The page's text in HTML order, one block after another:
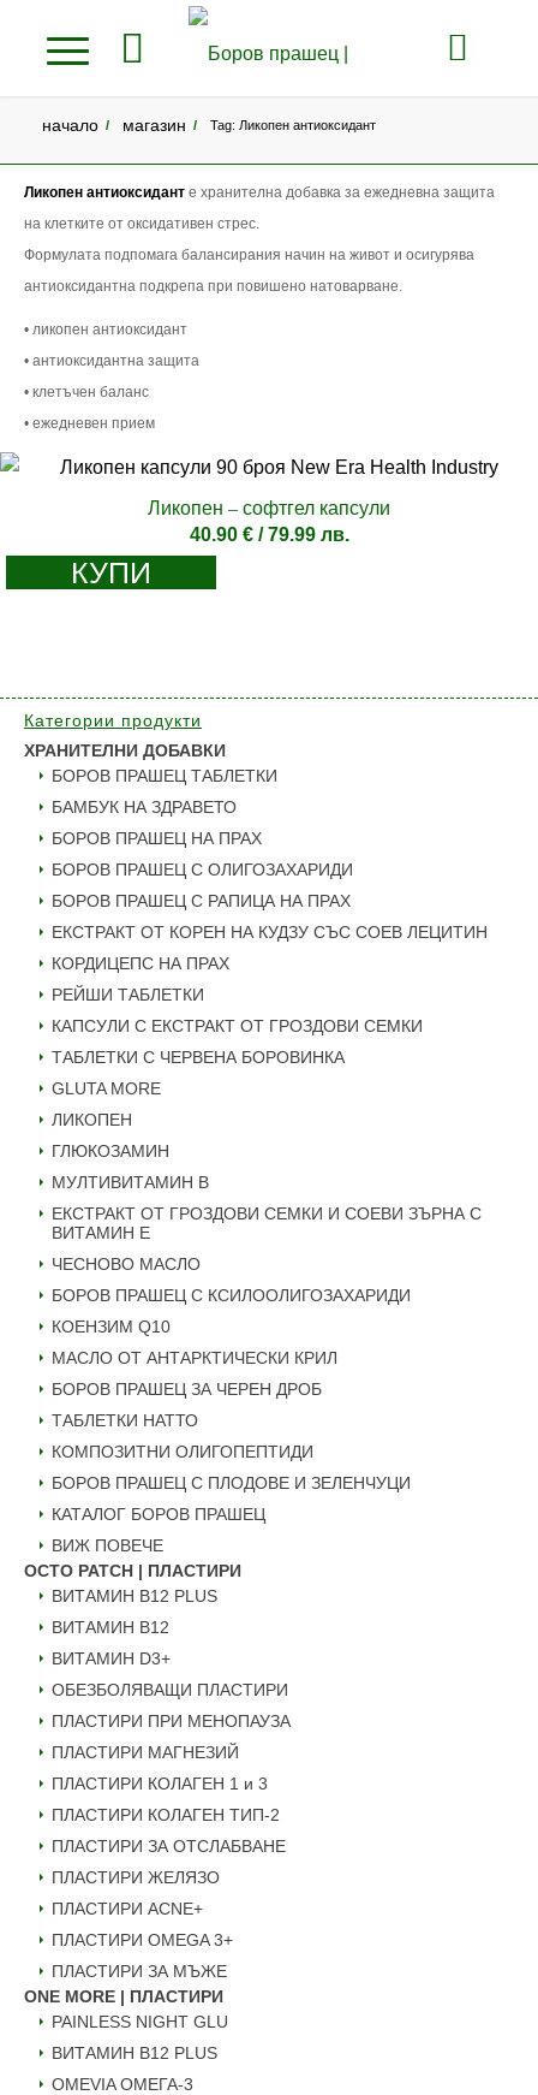
начало / магазин / Tag: Ликопен антиоксидант
Ликопен антиоксидант е хранителна добавка за ежедневна защита
на клетките от оксидативен стрес.
Формулата подпомага балансирания начин на живот и осигурява
антиоксидантна подкрепа при повишено натоварване.
• ликопен антиоксидант
• антиоксидантна защита
• клетъчен баланс
• ежедневен прием
Ликопен – софтгел капсули
40.90 €/ 79.99 лв.
КУПИ
Категории продукти
ХРАНИТЕЛНИ ДОБАВКИ
БОРОВ ПРАШЕЦ ТАБЛЕТКИ
БАМБУК НА ЗДРАВЕТО
БОРОВ ПРАШЕЦ НА ПРАХ
БОРОВ ПРАШЕЦ С ОЛИГОЗАХАРИДИ
БОРОВ ПРАШЕЦ С РАПИЦА НА ПРАХ
ЕКСТРАКТ ОТ КОРЕН НА КУДЗУ СЪС СОЕВ ЛЕЦИТИН
КОРДИЦЕПС НА ПРАХ
РЕЙШИ ТАБЛЕТКИ
КАПСУЛИ С ЕКСТРАКТ ОТ ГРОЗДОВИ СЕМКИ
ТАБЛЕТКИ С ЧЕРВЕНА БОРОВИНКА
GLUTA MORE
ЛИКОПЕН
ГЛЮКОЗАМИН
МУЛТИВИТАМИН B
ЕКСТРАКТ ОТ ГРОЗДОВИ СЕМКИ И СОЕВИ ЗЪРНА С
ВИТАМИН Е
ЧЕСНОВО МАСЛО
БОРОВ ПРАШЕЦ С КСИЛООЛИГОЗАХАРИДИ
КОЕНЗИМ Q10
МАСЛО ОТ АНТАРКТИЧЕСКИ КРИЛ
БОРОВ ПРАШЕЦ ЗА ЧЕРЕН ДРОБ
ТАБЛЕТКИ НАТТО
КОМПОЗИТНИ ОЛИГОПЕПТИДИ
БОРОВ ПРАШЕЦ С ПЛОДОВЕ И ЗЕЛЕНЧУЦИ
КАТАЛОГ БОРОВ ПРАШЕЦ
ВИЖ ПОВЕЧЕ
OCTO PATCH | ПЛАСТИРИ
ВИТАМИН B12 PLUS
ВИТАМИН B12
ВИТАМИН D3+
ОБЕЗБОЛЯВАЩИ ПЛАСТИРИ
ПЛАСТИРИ ПРИ МЕНОПАУЗА
ПЛАСТИРИ МАГНЕЗИЙ
ПЛАСТИРИ КОЛАГЕН 1 и 3
ПЛАСТИРИ КОЛАГЕН ТИП-2
ПЛАСТИРИ ЗА ОТСЛАБВАНЕ
ПЛАСТИРИ ЖЕЛЯЗО
ПЛАСТИРИ ACNE+
ПЛАСТИРИ OMEGA 3+
ПЛАСТИРИ ЗА МЪЖЕ
ONE MORE | ПЛАСТИРИ
PAINLESS NIGHT GLU
ВИТАМИН B12 PLUS
ОMEVIA ОМЕГА-3